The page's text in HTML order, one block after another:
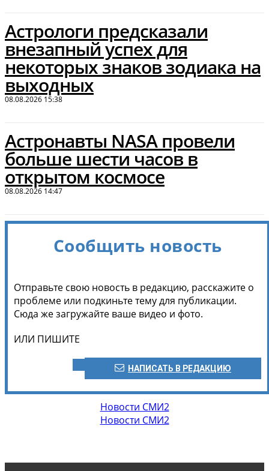
Астрологи предсказали
внезапный успех для
некоторых знаков зодиака на
выходных
08.08.2026 15:38
Астронавты NASA провели
больше шести часов в
открытом космосе
08.08.2026 14:47
Сообщить новость
Отправьте свою новость в редакцию, расскажите о
проблеме или подкиньте тему для публикации.
Сюда же загружайте ваше видео и фото.
ИЛИ ПИШИТЕ
НАПИСАТЬ В РЕДАКЦИЮ
Новости СМИ2
Новости СМИ2